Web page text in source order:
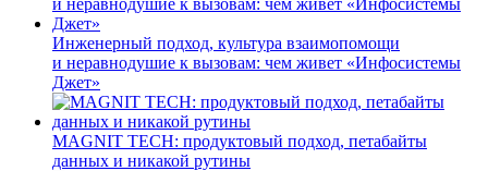
Инженерный подход, культура взаимопомощи
и неравнодушие к вызовам: чем живет «Инфосистемы
Джет»
MAGNIT TECH: продуктовый подход, петабайты
данных и никакой рутины